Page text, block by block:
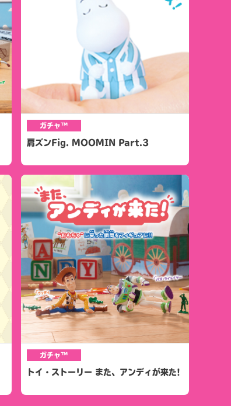
ガチャ™
肩ズンFig. MOOMIN Part.3
ガチャ™
トイ・ストーリー また、アンディが来た!